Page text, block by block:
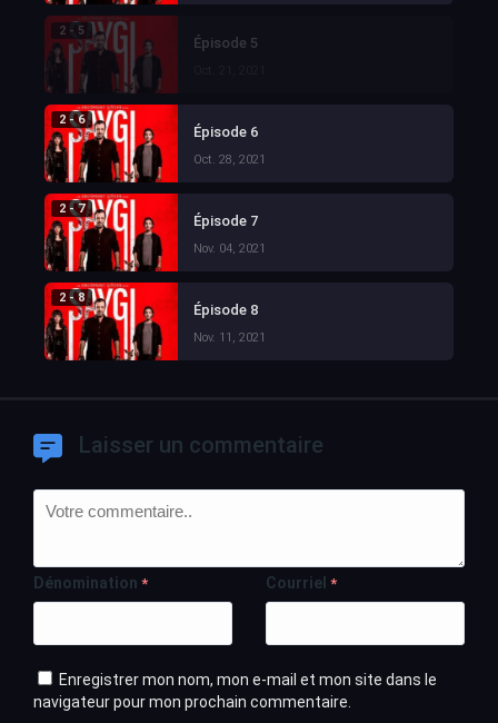
2 - 5
Épisode 5
2 - 6
Épisode 6
Oct. 28, 2021
2 - 7
Épisode 7
Nov. 04, 2021
2 - 8
Épisode 8
Nov. 11, 2021
Laisser un commentaire
Dénomination * Courriel *
Enregistrer mon nom, mon e-mail et mon site dans le
navigateur pour mon prochain commentaire.